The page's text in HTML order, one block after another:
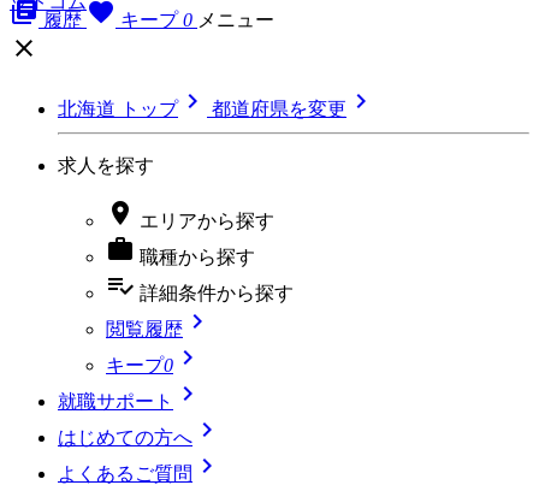
library_books 履歴 favorite キープ 0 メニュー

北海道 トップ 都道府県を変更 
求人を探す
 エリアから探す
 職種から探す
playlist_add_check 詳細条件から探す
閲覧履歴 
キープ0 
就職サポート 
はじめての方へ 
よくあるご質問 